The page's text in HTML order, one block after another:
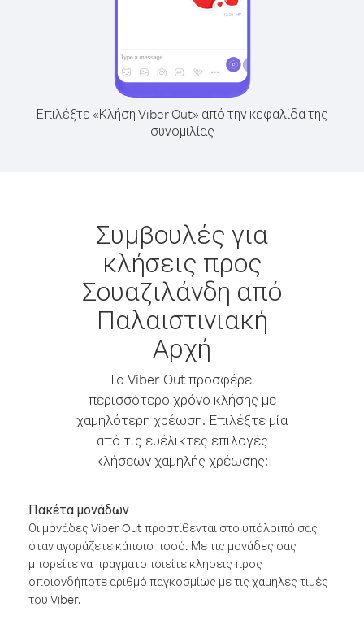
Επιλέξτε «Κλήση Viber Out» από την κεφαλίδα της
συνομιλίας
Συμβουλές για
κλήσεις προς
Σουαζιλάνδη από
Παλαιστινιακή
Αρχή
Το Viber Out προσφέρει
περισσότερο χρόνο κλήσης με
χαμηλότερη χρέωση. Επιλέξτε μία
από τις ευέλικτες επιλογές
κλήσεων χαμηλής χρέωσης:
Πακέτα μονάδων
Οι μονάδες Viber Out προστίθενται στο υπόλοιπό σας
όταν αγοράζετε κάποιο ποσό. Με τις μονάδες σας
μπορείτε να πραγματοποιείτε κλήσεις προς
οποιονδήποτε αριθμό παγκοσμίως με τις χαμηλές τιμές
του Viber.